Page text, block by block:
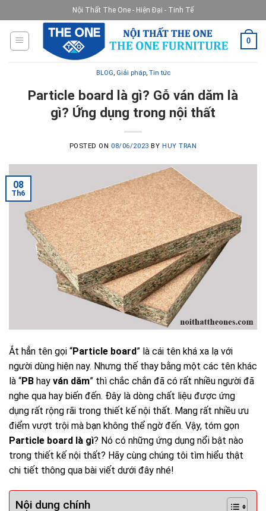
to
content
Nội Thất The One - Hiện Đại - Tinh Tế
0
BLOG, Giải pháp, Tin tức
Particle board là gì? Gỗ ván dăm là
gì? Ứng dụng trong nội thất
POSTED ON 08/06/2023 BY HUY TRAN
08
Th6
Ắt hẳn tên gọi “Particle board” là cái tên khá xa lạ với
người dùng hiện nay. Nhưng thế thay bằng một các tên khác
là “PB hay ván dăm” thì chắc chắn đã có rất nhiều người đã
nghe qua hay biến đến. Đây là dòng chất liệu được ứng
dụng rất rộng rãi trong thiết kế nội thất. Mang rất nhiều ưu
điểm vượt trội mà bạn không thể ngờ đến. Vậy, tóm gọn
Particle board là gì? Nó có những ứng dụng nổi bật nào
trong thiết kế nội thất? Hãy cùng chúng tôi tìm hiểu thật
chi tiết thông qua bài viết dưới đây nhé!
Nội dung chính